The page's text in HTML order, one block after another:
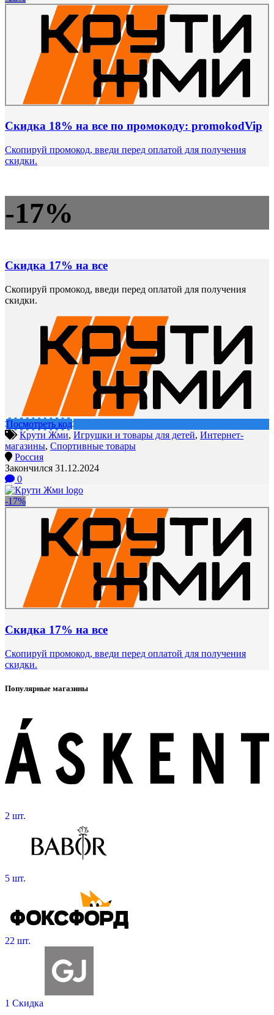
Скидка 18% на все по промокоду: promokodVip
Скопируй промокод, введи перед оплатой для получения
скидки.
-17%
Скидка 17% на все
Скопируй промокод, введи перед оплатой для получения
скидки.
Посмотреть код
Крути Жми, Игрушки и товары для детей, Интернет-
магазины, Спортивные товары
Россия
Закончился 31.12.2024
0
-17%
Скидка 17% на все
Скопируй промокод, введи перед оплатой для получения
скидки.
Популярные магазины
2 шт.
5 шт.
22 шт.
1 Скидка